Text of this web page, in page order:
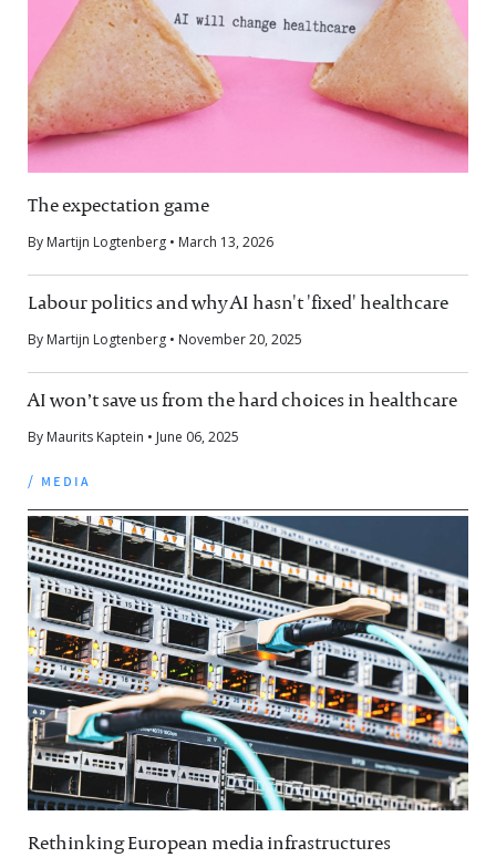
The expectation game
By Martijn Logtenberg • March 13, 2026
Labour politics and why AI hasn't 'fixed' healthcare
By Martijn Logtenberg • November 20, 2025
AI won’t save us from the hard choices in healthcare
By Maurits Kaptein • June 06, 2025
/ media
Rethinking European media infrastructures